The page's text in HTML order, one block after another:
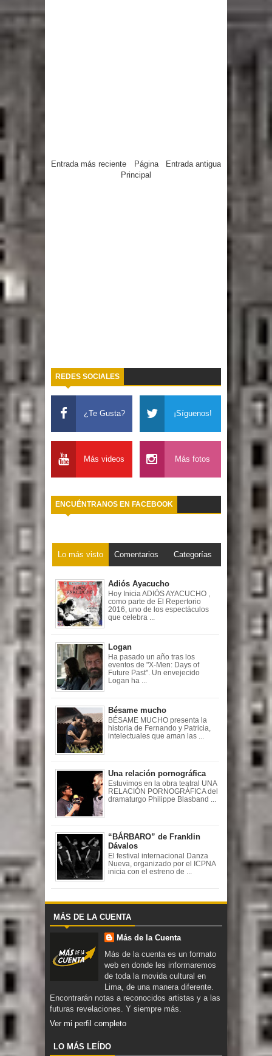
Entrada más reciente Entrada antigua
Página
Principal
REDES SOCIALES
¿Te Gusta? ¡Síguenos!
Más videos Más fotos
ENCUÉNTRANOS EN FACEBOOK
Lo más visto Comentarios Categorías
Adiós Ayacucho
Hoy Inicia ADIÓS AYACUCHO ,
como parte de El Repertorio
2016, uno de los espectáculos
que celebra ...
Logan
Ha pasado un año tras los
eventos de "X-Men: Days of
Future Past". Un envejecido
Logan ha ...
Bésame mucho
BÉSAME MUCHO presenta la
historia de Fernando y Patricia,
intelectuales que aman las ...
Una relación pornográfica
Estuvimos en la obra teatral UNA
RELACIÓN PORNOGRÁFICA del
dramaturgo Philippe Blasband ...
“BÁRBARO” de Franklin
Dávalos
El festival internacional Danza
Nueva, organizado por el ICPNA
inicia con el estreno de ...
MÁS DE LA CUENTA
Más de la Cuenta
Más de la cuenta es un formato
web en donde les informaremos
de toda la movida cultural en
Lima, de una manera diferente.
Encontrarán notas a reconocidos artistas y a las
futuras revelaciones. Y siempre más.
Ver mi perfil completo
LO MÁS LEÍDO